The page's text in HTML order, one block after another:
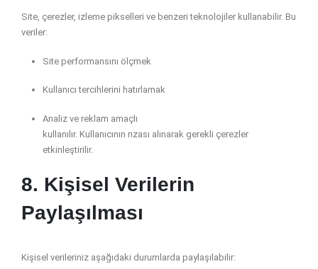
Site, çerezler, izleme pikselleri ve benzeri teknolojiler kullanabilir. Bu
veriler:
Site performansını ölçmek
Kullanıcı tercihlerini hatırlamak
Analiz ve reklam amaçlı
kullanılır. Kullanıcının rızası alınarak gerekli çerezler
etkinleştirilir.
8. Kişisel Verilerin
Paylaşılması
Kişisel verileriniz aşağıdaki durumlarda paylaşılabilir: